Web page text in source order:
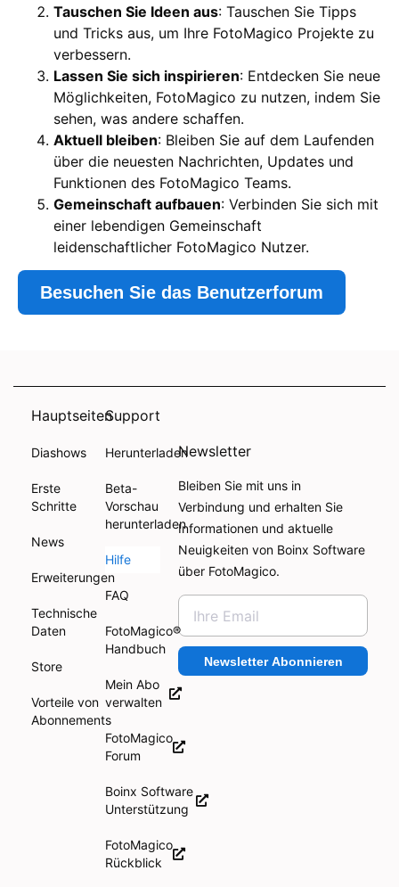
Tauschen Sie Ideen aus: Tauschen Sie Tipps
und Tricks aus, um Ihre FotoMagico Projekte zu
verbessern.
Lassen Sie sich inspirieren: Entdecken Sie neue
Möglichkeiten, FotoMagico zu nutzen, indem Sie
sehen, was andere schaffen.
Aktuell bleiben: Bleiben Sie auf dem Laufenden
über die neuesten Nachrichten, Updates und
Funktionen des FotoMagico Teams.
Gemeinschaft aufbauen: Verbinden Sie sich mit
einer lebendigen Gemeinschaft
leidenschaftlicher FotoMagico Nutzer.
Besuchen Sie das Benutzerforum
Hauptseiten
Diashows
Erste
Schritte
News
Erweiterungen
Technische
Daten
Store
Vorteile von
Abonnements
Support
Herunterladen
Beta-
Vorschau
herunterladen
Hilfe
FAQ
FotoMagico®
Handbuch
Mein Abo
verwalten
FotoMagico
Forum
Boinx Software
Unterstützung
FotoMagico
Rückblick
Newsletter
Bleiben Sie mit uns in
Verbindung und erhalten Sie
Informationen und aktuelle
Neuigkeiten von Boinx Software
über FotoMagico.
Newsletter Abonnieren